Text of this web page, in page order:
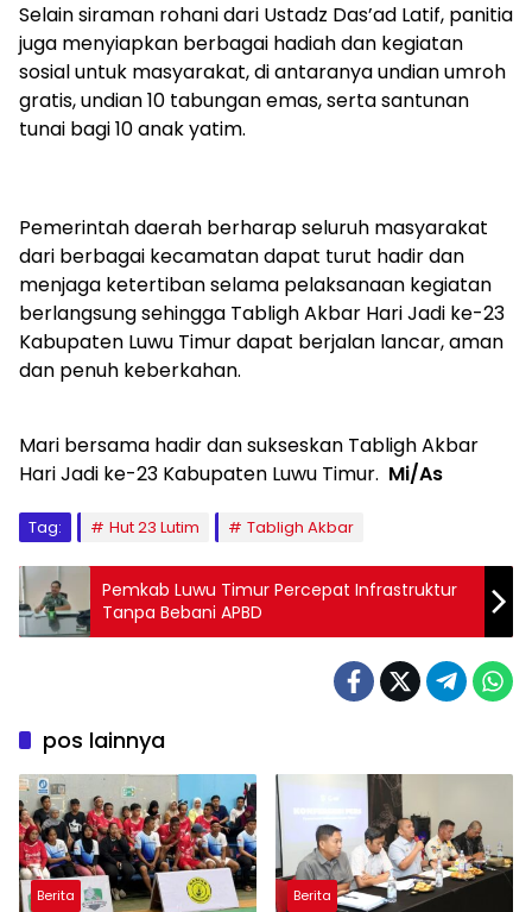
Selain siraman rohani dari Ustadz Das’ad Latif, panitia
juga menyiapkan berbagai hadiah dan kegiatan
sosial untuk masyarakat, di antaranya undian umroh
gratis, undian 10 tabungan emas, serta santunan
tunai bagi 10 anak yatim.
Pemerintah daerah berharap seluruh masyarakat
dari berbagai kecamatan dapat turut hadir dan
menjaga ketertiban selama pelaksanaan kegiatan
berlangsung sehingga Tabligh Akbar Hari Jadi ke-23
Kabupaten Luwu Timur dapat berjalan lancar, aman
dan penuh keberkahan.
Mari bersama hadir dan sukseskan Tabligh Akbar
Hari Jadi ke-23 Kabupaten Luwu Timur. Mi/As
Tag: Hut 23 Lutim Tabligh Akbar
Pemkab Luwu Timur Percepat Infrastruktur
Tanpa Bebani APBD
pos lainnya
Berita Berita